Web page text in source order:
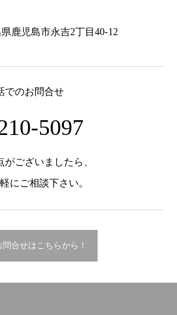
鹿児島市永吉2丁目40-12
でのお問合せ
5097
ございましたら、
にご相談下さい。
合せはこちらから！